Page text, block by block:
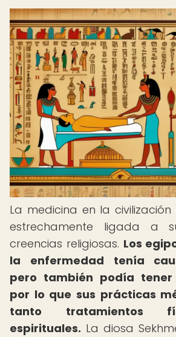
La medicina en la
estrechamente ligada a
creencias religiosas. Los
la enfermedad tenía
pero también podía tener
por lo que sus prácticas
tanto tratamientos
espirituales. La diosa